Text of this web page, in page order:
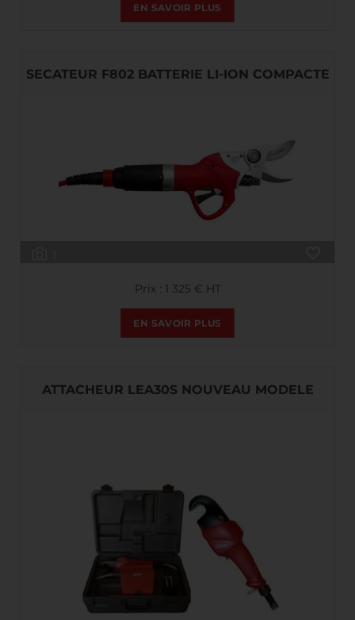
EN SAVOIR PLUS
SECATEUR F802 BATTERIE LI-ION COMPACTE
Prix : 1 325 € HT
EN SAVOIR PLUS
ATTACHEUR LEA30S NOUVEAU MODELE